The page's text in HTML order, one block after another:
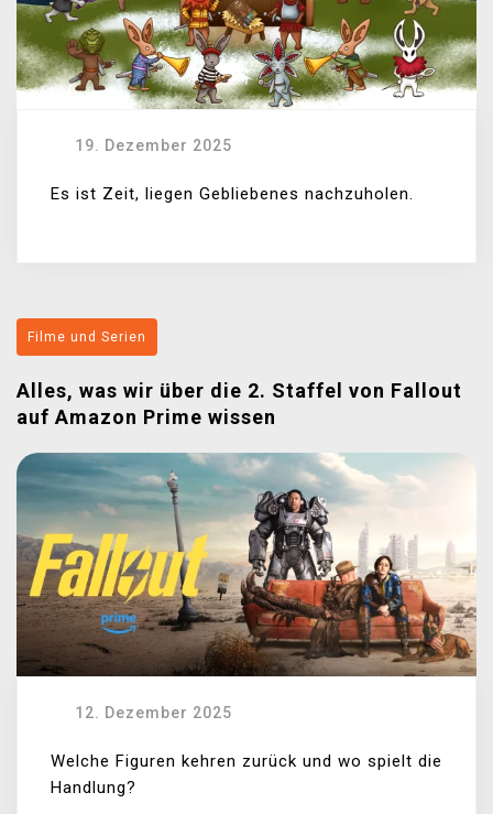
19. Dezember 2025
Es ist Zeit, liegen Gebliebenes nachzuholen.
Filme und Serien
Alles, was wir über die 2. Staffel von Fallout
auf Amazon Prime wissen
12. Dezember 2025
Welche Figuren kehren zurück und wo spielt die
Handlung?